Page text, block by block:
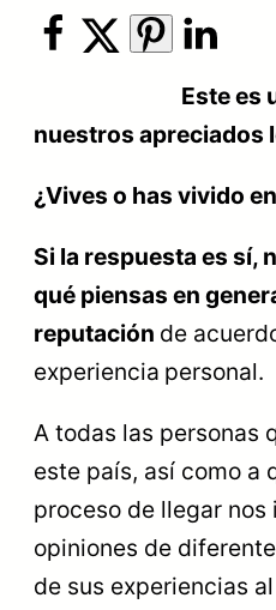
Este es
nuestros apreciados
¿Vives o has vivido
Si la respuesta es sí,
qué piensas en
reputación de
experiencia personal.
A todas las personas
este país, así como a
proceso de llegar
opiniones de
de sus experiencias